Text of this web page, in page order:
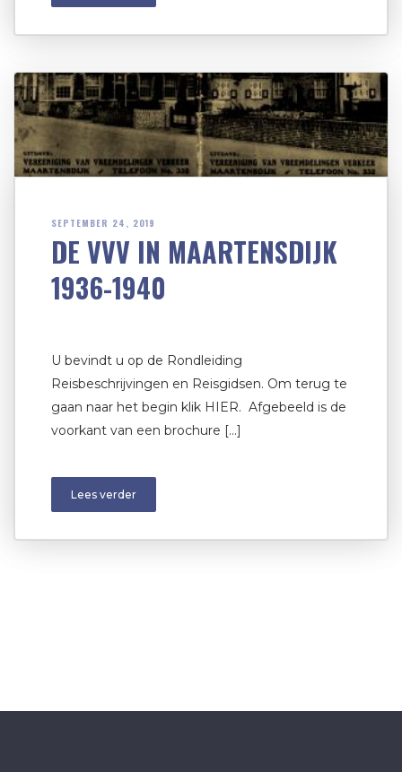
SEPTEMBER 24, 2019
DE VVV IN MAARTENSDIJK
1936-1940
U bevindt u op de Rondleiding
Reisbeschrijvingen en Reisgidsen. Om terug te
gaan naar het begin klik HIER. Afgebeeld is de
voorkant van een brochure […]
Lees verder